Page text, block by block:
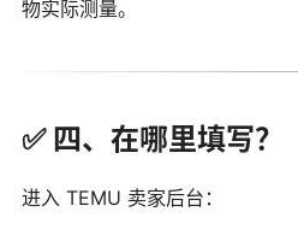
物实际测量。
✅ 四、在哪里填写？
进入 TEMU 卖家后台：